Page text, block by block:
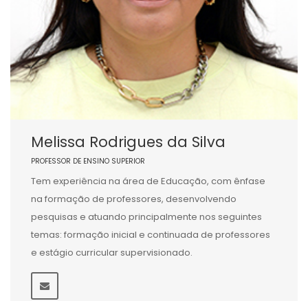
Melissa Rodrigues da Silva
PROFESSOR DE ENSINO SUPERIOR
Tem experiência na área de Educação, com ênfase
na formação de professores, desenvolvendo
pesquisas e atuando principalmente nos seguintes
temas: formação inicial e continuada de professores
e estágio curricular supervisionado.